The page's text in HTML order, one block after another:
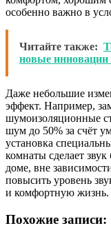
особенно важно в
Читайте также:
новые инновации
Даже небольшие
эффект. Например,
шумоизоляционные
шум до 50% за счёт
установка
комнаты сделает
доме, вне
повысить уровень
и комфортную жизнь.
Похожие записи: